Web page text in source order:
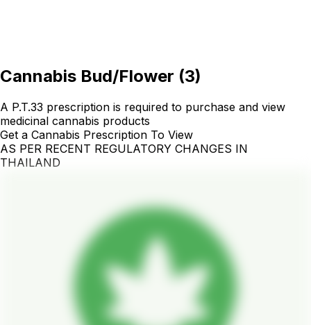
Cannabis Bud/Flower (3)
A P.T.33 prescription is required to purchase and view
medicinal cannabis products
Get a Cannabis Prescription To View
AS PER RECENT REGULATORY CHANGES IN
THAILAND